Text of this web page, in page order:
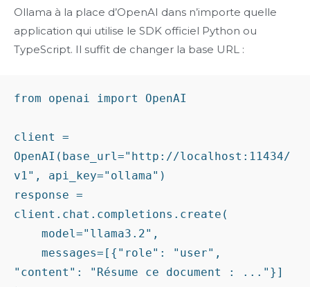
Ollama à la place d’OpenAI dans n’importe quelle
application qui utilise le SDK officiel Python ou
TypeScript. Il suffit de changer la base URL :
from openai import OpenAI
client =
OpenAI(base_url="http://localhost:11434/
v1", api_key="ollama")
response =
client.chat.completions.create(
"content": "Résume ce document : ..."}]